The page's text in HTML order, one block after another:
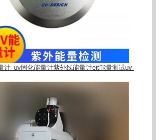
计_uv固化能量计紫外线能量计eit能量测试uv-